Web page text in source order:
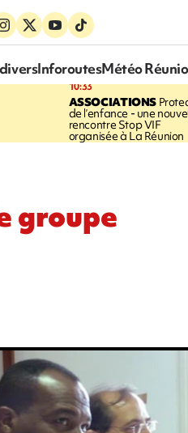
InforoutesMétéo
10:33
ASSOCIATIONS
de l’enfance - une
rencontre Stop VIF
organisée à La Réunion
groupe